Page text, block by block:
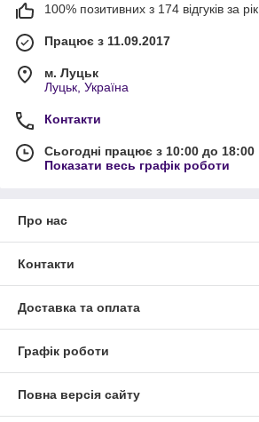
100% позитивних з 174 відгуків за рік
Працює з 11.09.2017
м. Луцьк
Луцьк, Україна
Контакти
Сьогодні працює з 10:00 до 18:00
Показати весь графік роботи
Про нас
Контакти
Доставка та оплата
Графік роботи
Повна версія сайту